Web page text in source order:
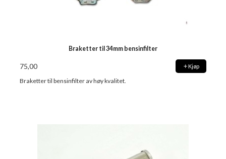
Braketter til 34mm bensinfilter
75,00 Kjøp
Braketter til bensinfilter av høy kvalitet.